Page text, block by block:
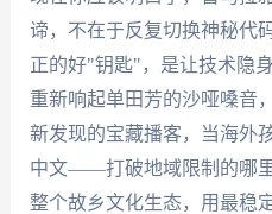
谛，不在于反复切换神秘代
正的好"钥匙"，是让技术隐
重新响起单田芳的沙哑嗓音
新发现的宝藏播客，当海外
中文——打破地域限制的哪
整个故乡文化生态，用最稳